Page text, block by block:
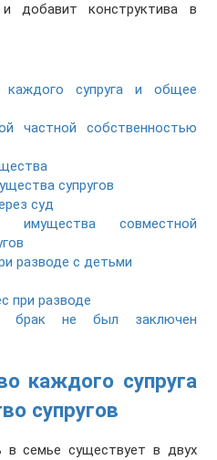
добавит конструктива в
каждого супруга и общее
частной собственностью
супругов
суд
имущества совместной
разводе с детьми
при разводе
брак не был заключен
каждого супруга
супругов
в семье существует в двух